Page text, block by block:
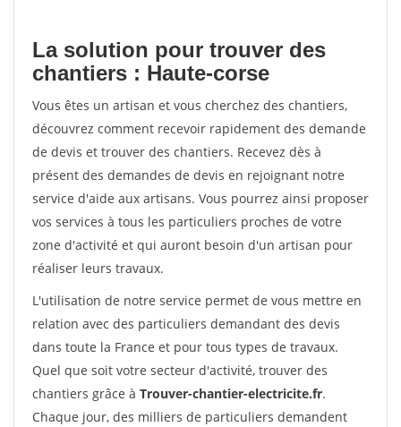
La solution pour trouver des
chantiers : Haute-corse
Vous êtes un artisan et vous cherchez des chantiers,
découvrez comment recevoir rapidement des demande
de devis et trouver des chantiers. Recevez dès à
présent des demandes de devis en rejoignant notre
service d'aide aux artisans. Vous pourrez ainsi proposer
vos services à tous les particuliers proches de votre
zone d'activité et qui auront besoin d'un artisan pour
réaliser leurs travaux.
L'utilisation de notre service permet de vous mettre en
relation avec des particuliers demandant des devis
dans toute la France et pour tous types de travaux.
Quel que soit votre secteur d'activité, trouver des
chantiers grâce à Trouver-chantier-electricite.fr.
Chaque jour, des milliers de particuliers demandent